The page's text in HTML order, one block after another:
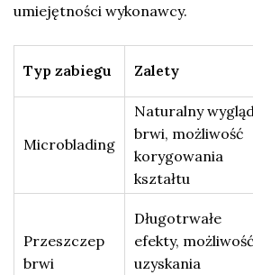
umiejętności wykonawcy.
Typ zabiegu Zalety
Microblading
Naturalny wygląd
brwi, możliwość
korygowania
kształtu
Przeszczep
brwi
Długotrwałe
efekty, możliwość
uzyskania